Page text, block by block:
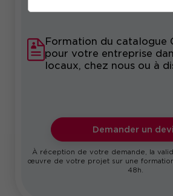
Formation du catalogue
pour votre entreprise
locaux, chez nous ou à
Demander un
À réception de votre demande, la
œuvre de votre projet sur une
48h.